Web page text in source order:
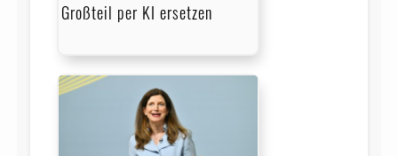
Großteil per KI ersetzen